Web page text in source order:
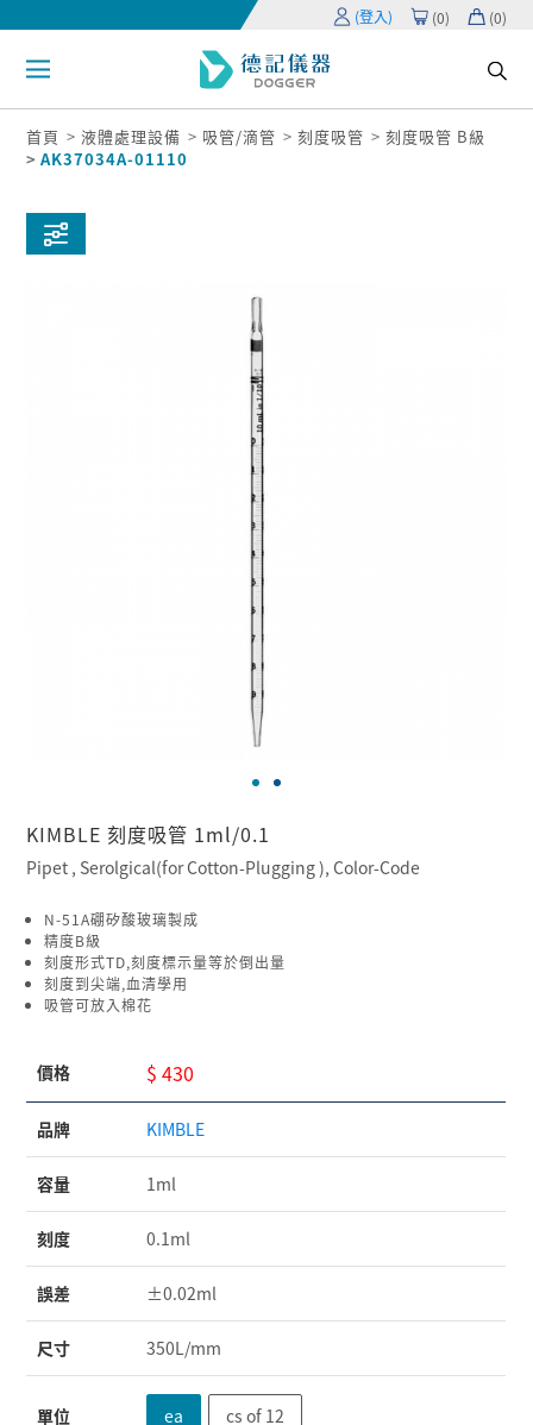
(登入) (0) (0)
首頁 液體處理設備 吸管/滴管 刻度吸管
刻度吸管 B級
AK37034A-01110
KIMBLE 刻度吸管 1ml/0.1
Pipet , Serolgical(for Cotton-Plugging ), Color-Code
N-51A硼矽酸玻璃製成
精度B級
刻度形式TD,刻度標示量等於倒出量
刻度到尖端,血清學用
吸管可放入棉花
價格 $ 430
品牌 KIMBLE
容量 1ml
刻度 0.1ml
誤差 ±0.02ml
尺寸 350L/mm
單位 ea cs of 12